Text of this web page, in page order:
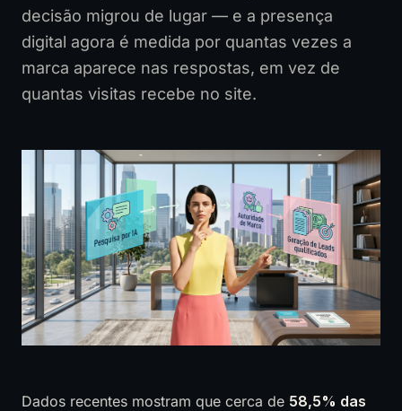
decisão migrou de lugar — e a presença
digital agora é medida por quantas vezes a
marca aparece nas respostas, em vez de
quantas visitas recebe no site.
Dados recentes mostram que cerca de 58,5% das